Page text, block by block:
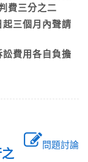
費三分之二
三個月內聲請
費用各自負擔
問題討論